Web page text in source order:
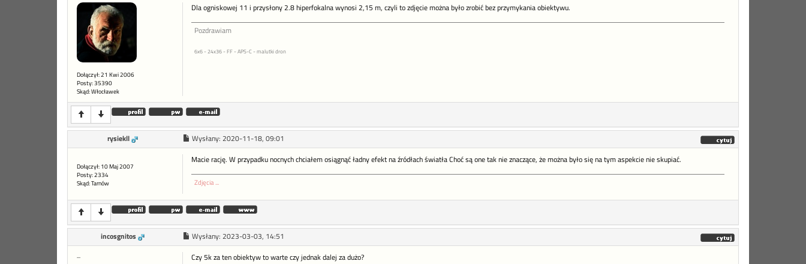
Dołączył: 21 Kwi 2006
Posty: 35390
Skąd: Włocławek
Dla ogniskowej 11 i przysłony 2.8 hiperfokalna wynosi 2,15 m, czyli to zdjęcie można było zrobić bez przymykania obiektywu.
Pozdrawiam
6x6 - 24x36 - FF - APS-C - malutki dron
rysiekll Wysłany: 2020-11-18, 09:01
Dołączył: 10 Maj 2007
Posty: 2334
Skąd: Tarnów
Macie rację. W przypadku nocnych chciałem osiągnąć ładny efekt na źródłach światła Choć są one tak nie znaczące, że można było się na tym aspekcie nie skupiać.
Zdjęcia ...
incosgnitos Wysłany: 2023-03-03, 14:51
...
Czy 5k za ten obiektyw to warte czy jednak dalej za dużo?